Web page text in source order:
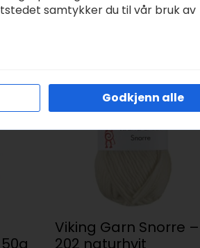
garnnøster og er avhengig av
Viking Garn Snorre –
202 naturhvit
samtykker du til vår bruk av
Godkjenn alle